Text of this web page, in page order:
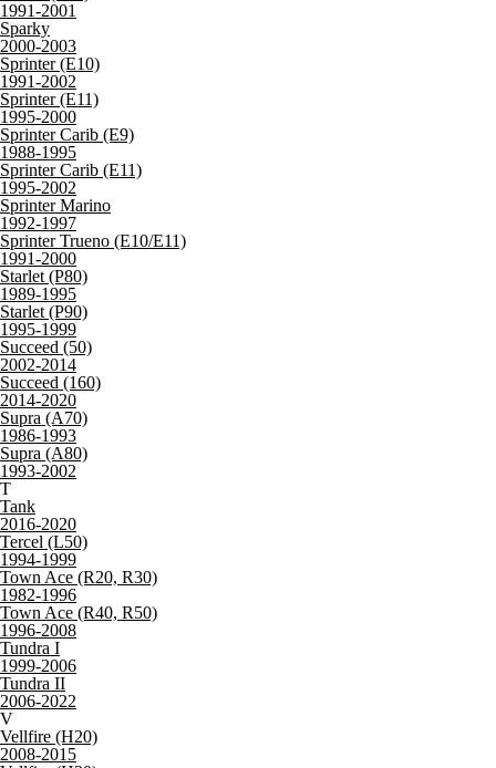
1991-2001
Sparky
2000-2003
Sprinter (E10)
1991-2002
Sprinter (E11)
1995-2000
Sprinter Carib (E9)
1988-1995
Sprinter Carib (E11)
1995-2002
Sprinter Marino
1992-1997
Sprinter Trueno (E10/E11)
1991-2000
Starlet (P80)
1989-1995
Starlet (P90)
1995-1999
Succeed (50)
2002-2014
Succeed (160)
2014-2020
Supra (A70)
1986-1993
Supra (A80)
1993-2002
T
Tank
2016-2020
Tercel (L50)
1994-1999
Town Ace (R20, R30)
1982-1996
Town Ace (R40, R50)
1996-2008
Tundra I
1999-2006
Tundra II
2006-2022
V
Vellfire (H20)
2008-2015